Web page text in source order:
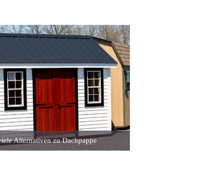
Alternativen zu Dachpappe